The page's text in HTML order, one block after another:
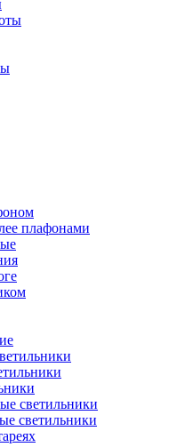
плафонами
светильники
светильники